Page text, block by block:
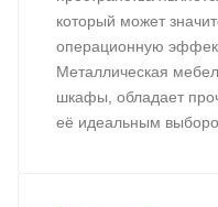
который может
операционную
Металлическая
шкафы, обладает
её идеальным